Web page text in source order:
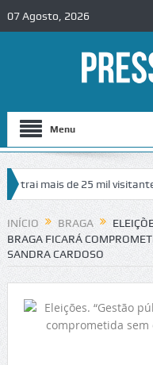
07 Agosto, 2026
Menu
mais de 25 mil visitantes e
INÍCIO BRAGA
BRAGA FICARÁ
SANDRA CARDOSO